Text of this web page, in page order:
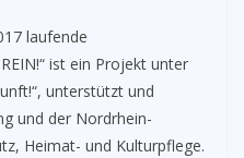
laufende
ist ein Projekt unter
unterstützt und
und der Nordrhein-
Heimat- und Kulturpflege.